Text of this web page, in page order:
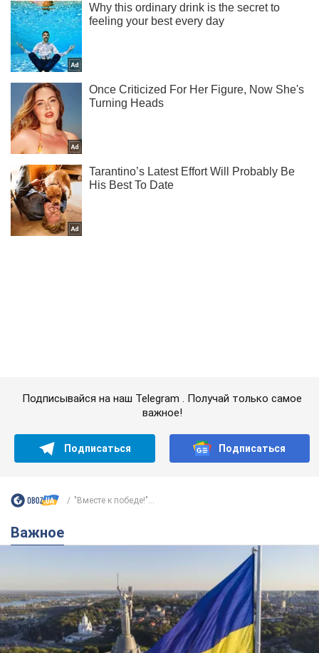
Важное
Какой была оригинальная версия гимна
Украины и почему ее боялась Российская
империя: об этом не рассказывают в школе
Государственным символом являются только первый куплет
и припев песни